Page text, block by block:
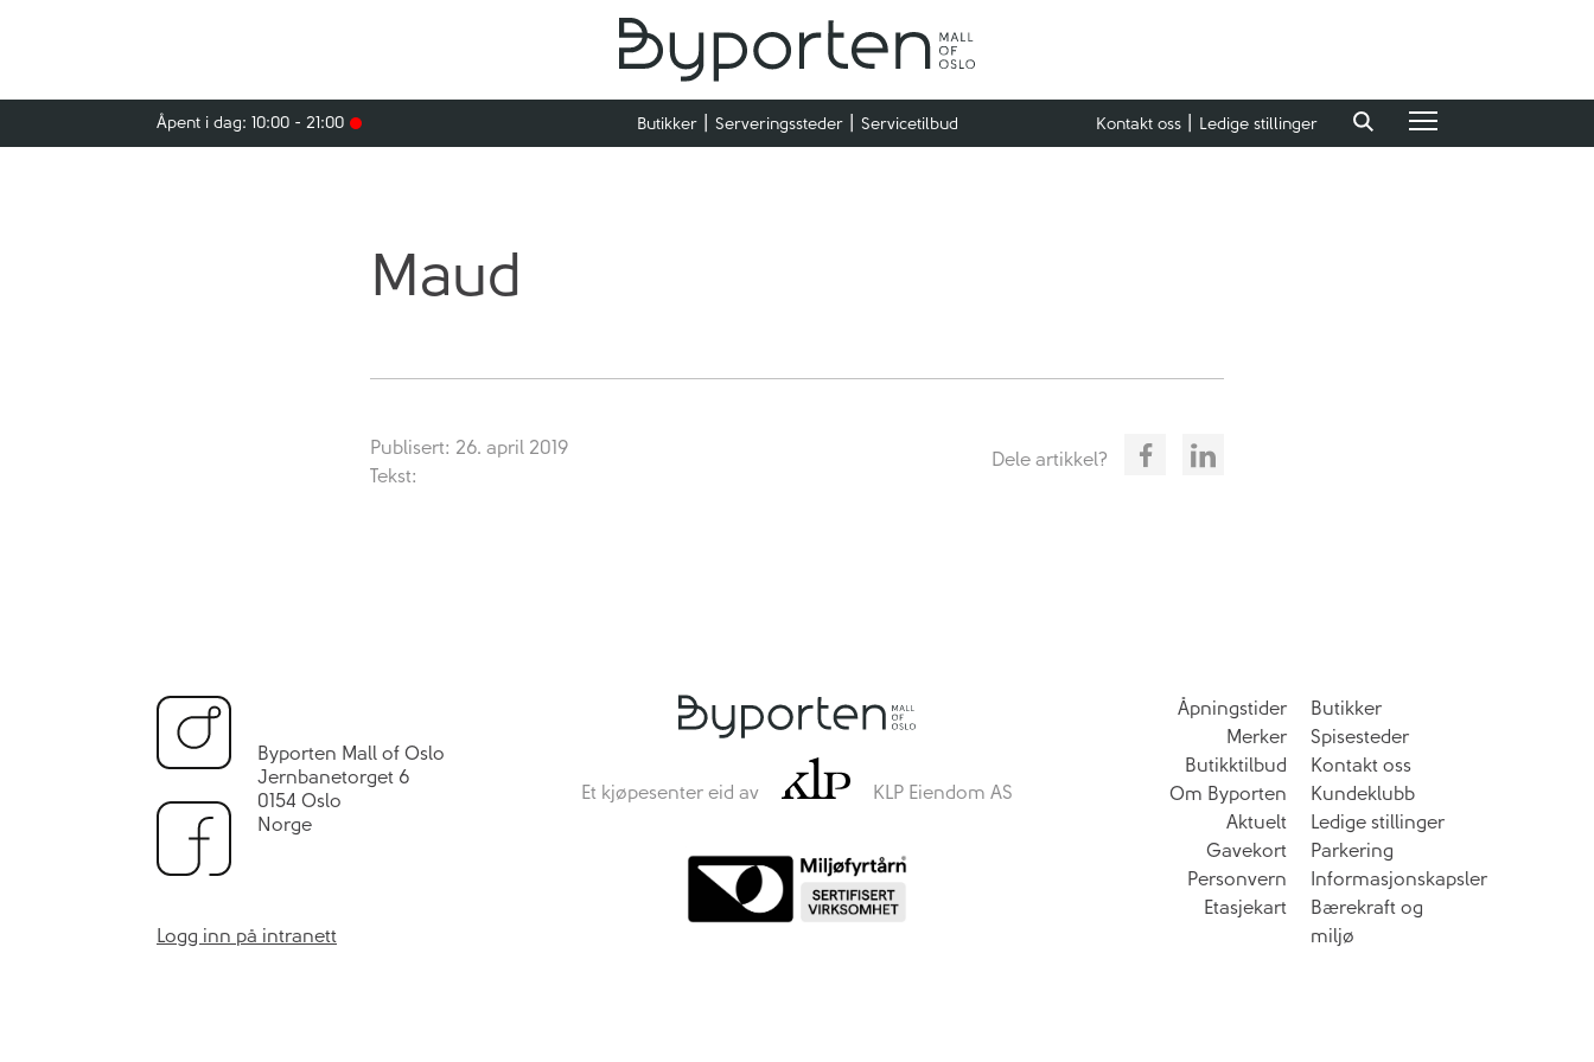
Åpent i dag: 10:00 - 21:00 Butikker Serveringssteder Servicetilbud Kontakt oss Ledige stillinger
Maud
Publisert: 26. april 2019
Tekst:
Dele artikkel?
Byporten Mall of Oslo
Jernbanetorget 6
0154 Oslo
Norge
Logg inn på intranett
Et kjøpesenter eid av KLP Eiendom AS
Åpningstider
Butikker
Merker
Spisesteder
Butikktilbud
Kontakt oss
Om Byporten
Kundeklubb
Aktuelt
Ledige stillinger
Gavekort
Parkering
Personvern
Informasjonskapsler
Etasjekart
Bærekraft og
miljø